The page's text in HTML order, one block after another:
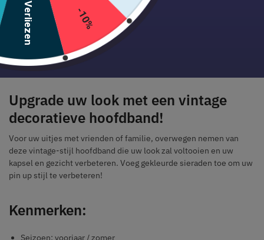
Omschrijving
Upgrade uw look met een vintage
decoratieve hoofdband!
Voor uw uitjes met vrienden of familie, overwegen nemen van
deze vintage-stijl hoofdband die uw look zal voltooien en uw
kapsel en gezicht verbeteren. Voeg gekleurde sieraden toe om uw
pin up stijl te verbeteren!
Kenmerken:
Seizoen: voorjaar / zomer
-10%
Verliezen